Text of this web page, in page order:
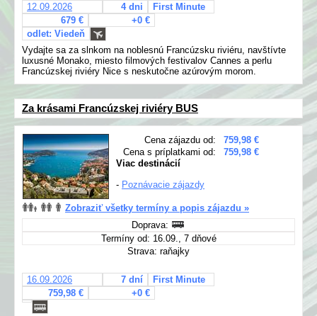
12.09.2026
4 dni
First Minute
679 €
+0 €
odlet: Viedeň
Vydajte sa za slnkom na noblesnú Francúzsku riviéru, navštívte
luxusné Monako, miesto filmových festivalov Cannes a perlu
Francúzskej riviéry Nice s neskutočne azúrovým morom.
Za krásami Francúzskej riviéry BUS
Cena zájazdu od:
759,98 €
Cena s príplatkami od:
759,98 €
Viac destinácií
- Poznávacie zájazdy
Zobraziť všetky termíny a popis zájazdu »
Doprava:
Termíny od: 16.09., 7 dňové
Strava: raňajky
16.09.2026 7 dní
First Minute
759,98 €
+0 €